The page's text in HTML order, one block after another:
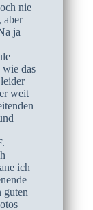
nie
aber
ja
wie das
weit
ich
guten